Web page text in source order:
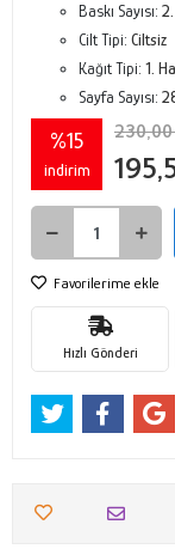
Baskı Sayısı:
Cilt Tipi: Ciltsiz
Kağıt Tipi: 1.
Sayfa Sayısı:
%15
indirim
230,00
Favorilerime ekle
Hızlı Gönderi